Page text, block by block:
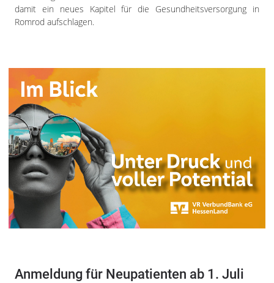
damit ein neues Kapitel für die Gesundheitsversorgung in
Romrod aufschlagen.
Anmeldung für Neupatienten ab 1. Juli